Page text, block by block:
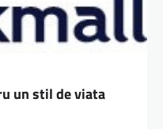
un stil de viata